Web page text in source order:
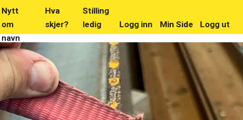
Nytt
om
navn
Hva
skjer?
Stilling
ledig
Logg inn Min Side Logg ut